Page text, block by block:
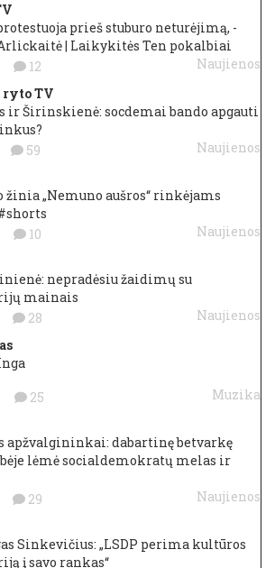
prieš stuburo neturėjimą, -
| Laikykitės Ten pokalbiai
12
Naujienos
ryto TV
ir Širinskienė: socdemai bando apgauti
59
Naujienos
žinia „Nemuno aušros“ rinkėjams
10
Naujienos
nepradėsiu žaidimų su
mainais
28
Naujienos
25
Muzika
apžvalgininkai: dabartinę betvarkę
lėmė socialdemokratų melas ir
29
Naujienos
Sinkevičius: „LSDP perima kultūros
į savo rankas“